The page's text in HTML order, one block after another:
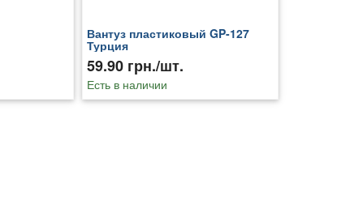
Вантуз пластиковый GP-127
Турция
59.90 грн./шт.
Есть в наличии